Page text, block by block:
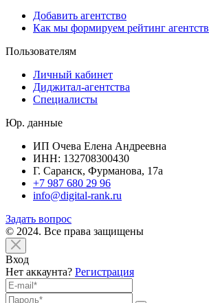
Добавить агентство
Как мы формируем рейтинг агентств
Пользователям
Личный кабинет
Диджитал-агентства
Специалисты
Юр. данные
ИП Очева Елена Андреевна
ИНН: 132708300430
Г. Саранск, Фурманова, 17а
+7 987 680 29 96
info@digital-rank.ru
Задать вопрос
© 2024. Все права защищены
Вход
Нет аккаунта? Регистрация